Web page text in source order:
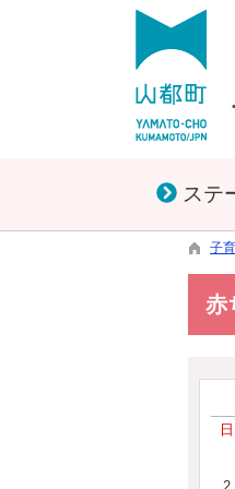
ステ
子
赤
日